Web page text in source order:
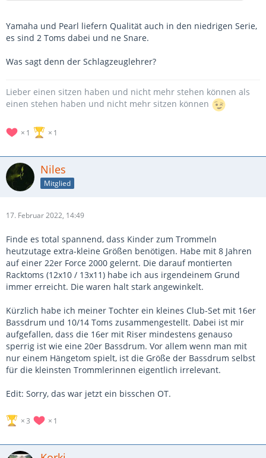
Yamaha und Pearl liefern Qualität auch in den niedrigen Serie,
es sind 2 Toms dabei und ne Snare.
Was sagt denn der Schlagzeuglehrer?
Lieber einen sitzen haben und nicht mehr stehen können als
einen stehen haben und nicht mehr sitzen können
1 1
Niles
Mitglied
17. Februar 2022, 14:49
Finde es total spannend, dass Kinder zum Trommeln
heutzutage extra-kleine Größen benötigen. Habe mit 8 Jahren
auf einer 22er Force 2000 gelernt. Die darauf montierten
Racktoms (12x10 / 13x11) habe ich aus irgendeinem Grund
immer erreicht. Die waren halt stark angewinkelt.
Kürzlich habe ich meiner Tochter ein kleines Club-Set mit 16er
Bassdrum und 10/14 Toms zusammengestellt. Dabei ist mir
aufgefallen, dass die 16er mit Riser mindestens genauso
sperrig ist wie eine 20er Bassdrum. Vor allem wenn man mit
nur einem Hängetom spielt, ist die Größe der Bassdrum selbst
für die kleinsten Trommlerinnen eigentlich irrelevant.
Edit: Sorry, das war jetzt ein bisschen OT.
3 1